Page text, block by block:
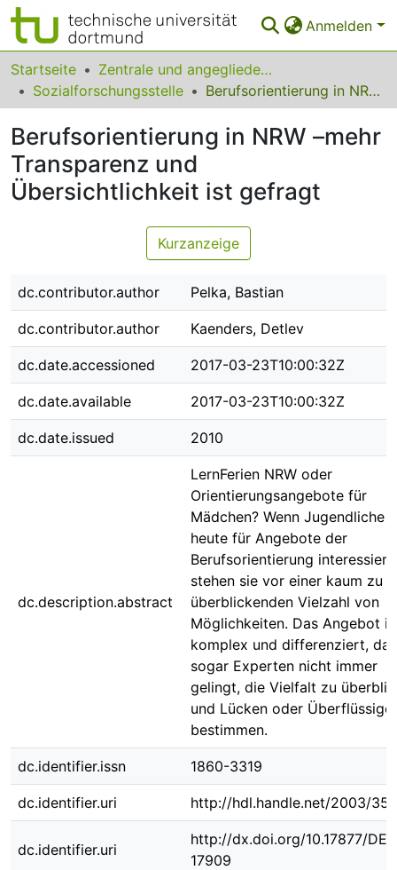
Anmelden
Bereiche & Sammlungen
Das gesamte Repositorium
Statistiken
FAQ
Startseite
Zentrale und angegliederte Institute
Sozialforschungsstelle
Berufsorientierung in NRW –mehr Transparenz und Übersichtlichkeit ist gefragt
Berufsorientierung in NRW –mehr
Transparenz und
Übersichtlichkeit ist gefragt
Kurzanzeige
dc.contributor.author Pelka, Bastian
dc.contributor.author Kaenders, Detlev
dc.date.accessioned 2017-03-23T10:00:32Z
dc.date.available 2017-03-23T10:00:32Z
dc.date.issued 2010
dc.description.abstract
LernFerien NRW oder
Orientierungsangebote für
Mädchen? Wenn Jugendliche
heute für Angebote der
Berufsorientierung
stehen sie vor einer kaum zu
überblickenden Vielzahl von
Möglichkeiten. Das Angebot
komplex und differenziert,
sogar Experten nicht immer
gelingt, die Vielfalt zu
und Lücken oder
bestimmen.
dc.identifier.issn 1860-3319
dc.identifier.uri http://hdl.handle.net/2003/
dc.identifier.uri
http://dx.doi.org/10.17877/
17909